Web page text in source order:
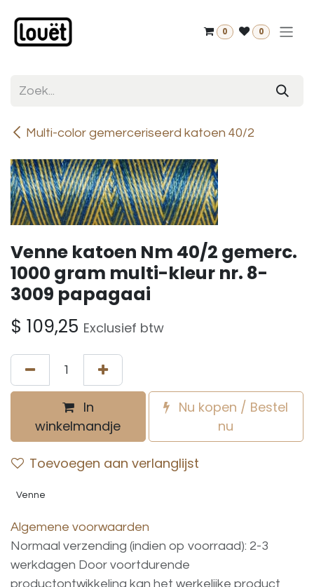
0 0
Multi-color gemerceriseerd katoen 40/2
Venne katoen Nm 40/2 gemerc.
1000 gram multi-kleur nr. 8-
3009 papagaai
$ 109,25 Exclusief btw
In
winkelmandje
Nu kopen / Bestel
nu
Toevoegen aan verlanglijst
Venne
Algemene voorwaarden
Normaal verzending (indien op voorraad): 2-3
werkdagen Door voortdurende
productontwikkeling kan het werkelijke product